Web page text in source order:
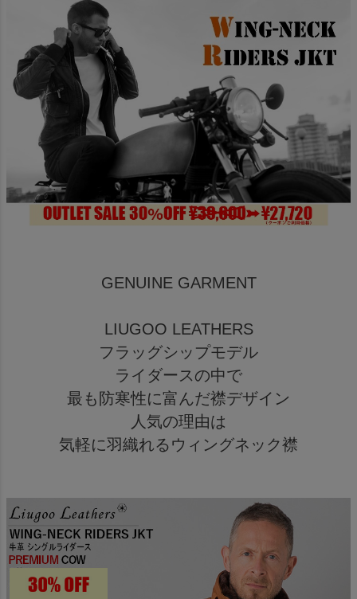
GENUINE GARMENT
LIUGOO LEATHERS
フラッグシップモデル
ライダースの中で
最も防寒性に富んだ襟デザイン
人気の理由は
気軽に羽織れるウィングネック襟